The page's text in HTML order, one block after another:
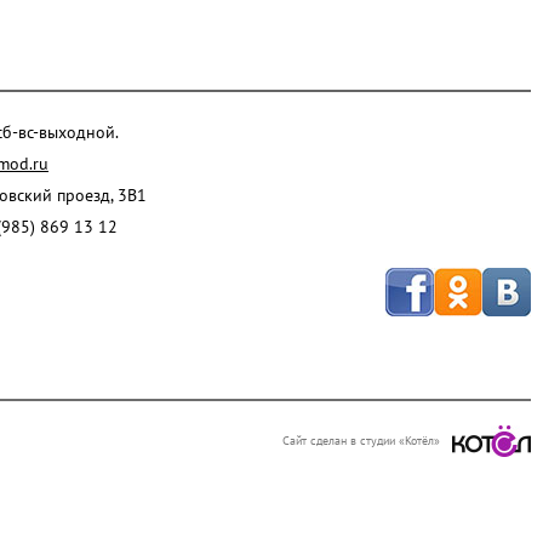
вс-выходной.
проезд, 3В1
869 13 12
Сайт сделан в студии «Котёл»